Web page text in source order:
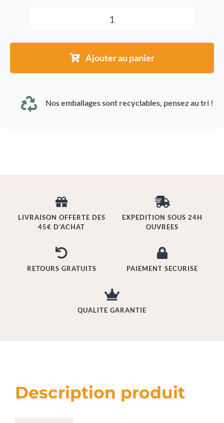
quantité
de
Gousses
de
Gourmet
Ajouter au panier
Nos emballages sont recyclables, pensez au tri !
LIVRAISON OFFERTE DES
45€ D’ACHAT
EXPEDITION SOUS 24H
OUVREES
RETOURS GRATUITS PAIEMENT SECURISE
QUALITE GARANTIE
Description produit